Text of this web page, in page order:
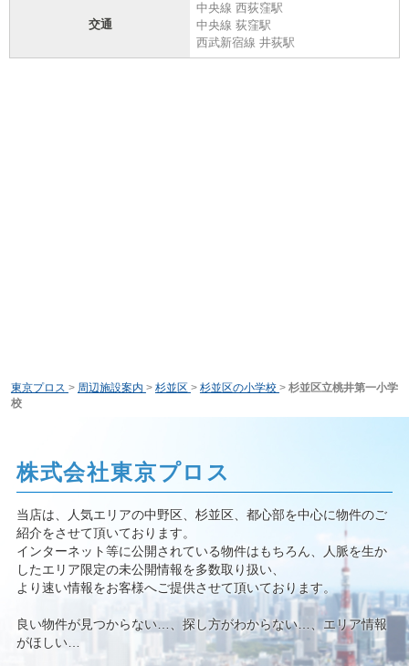
交通
中央線 西荻窪駅
中央線 荻窪駅
西武新宿線 井荻駅
東京プロス > 周辺施設案内 > 杉並区 > 杉並区の小学校 > 杉並区立桃井第一小学
校
株式会社東京プロス
当店は、人気エリアの中野区、杉並区、都心部を中心に物件のご
紹介をさせて頂いております。
インターネット等に公開されている物件はもちろん、人脈を生か
したエリア限定の未公開情報を多数取り扱い、
より速い情報をお客様へご提供させて頂いております。
良い物件が見つからない…、探し方がわからない…、エリア情報
がほしい…